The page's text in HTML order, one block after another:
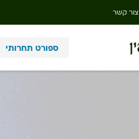
צור קשר
ספורט תחרותי